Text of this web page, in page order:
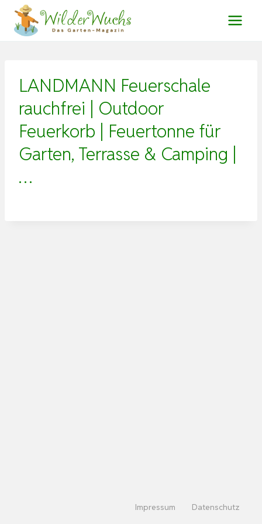
Zum
Inhalt
LANDMANN Feuerschale
rauchfrei | Outdoor
Feuerkorb | Feuertonne für
Garten, Terrasse & Camping |
…
Impressum Datenschutz